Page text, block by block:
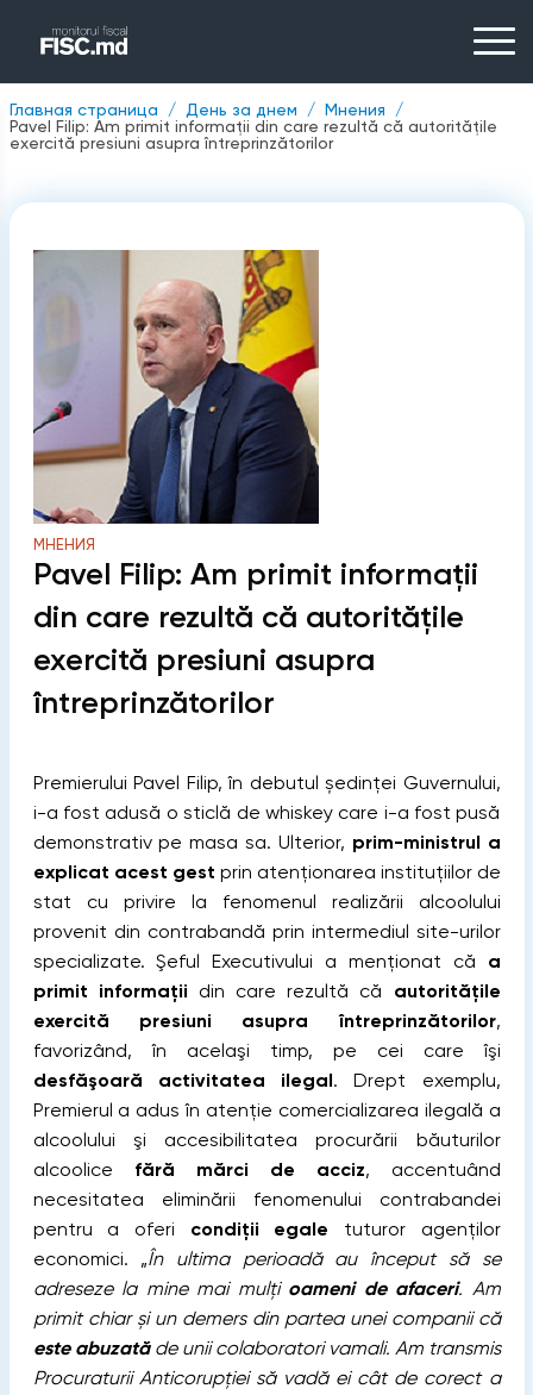
Главная страница День за днем
Мнения
Pavel Filip: Am primit informații din care rezultă că autorităţile
exercită presiuni asupra întreprinzătorilor
МНЕНИЯ
Pavel Filip: Am primit informații
din care rezultă că autorităţile
exercită presiuni asupra
întreprinzătorilor
Premierului Pavel Filip, în debutul ședinței Guvernului,
i-a fost adusă o sticlă de whiskey care i-a fost pusă
demonstrativ pe masa sa. Ulterior, prim-ministrul a
explicat acest gest prin atenționarea instituțiilor de
stat cu privire la fenomenul realizării alcoolului
provenit din contrabandă prin intermediul site-urilor
specializate. Şeful Executivului a menţionat că a
primit informații din care rezultă că autorităţile
exercită presiuni asupra întreprinzătorilor,
favorizând, în acelaşi timp, pe cei care îşi
desfăşoară activitatea ilegal. Drept exemplu,
Premierul a adus în atenţie comercializarea ilegală a
alcoolului şi accesibilitatea procurării băuturilor
alcoolice fără mărci de acciz, accentuând
necesitatea eliminării fenomenului contrabandei
pentru a oferi condiţii egale tuturor agenţilor
economici. „În ultima perioadă au început să se
adreseze la mine mai mulți oameni de afaceri. Am
primit chiar și un demers din partea unei companii că
este abuzatăde unii colaboratori vamali. Am transmis
Procuraturii Anticorupției să vadă ei cât de corect a